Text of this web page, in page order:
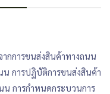
กการขนส่งสินค้าทางถนน
น การปฏิบัติการขนส่งสินค้า
การกำหนดกระบวนการ